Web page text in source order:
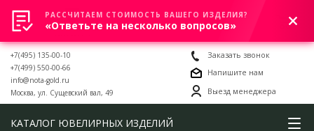
0
+7(495) 135-00-10
+7(499) 550-00-66
info@nota-gold.ru
Москва, ул. Сущевский вал, 49
Заказать звонок
Напишите нам
Выезд менеджера
КАТАЛОГ ЮВЕЛИРНЫХ ИЗДЕЛИЙ
РАССЧИТАЕМ СТОИМОСТЬ ВАШЕГО ИЗДЕЛИЯ?
«Ответьте на несколько вопросов»